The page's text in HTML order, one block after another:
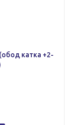
катка +2-